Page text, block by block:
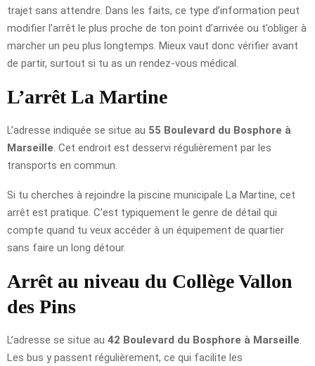
trajet sans attendre. Dans les faits, ce type d’information peut
modifier l’arrêt le plus proche de ton point d’arrivée ou t’obliger à
marcher un peu plus longtemps. Mieux vaut donc vérifier avant
de partir, surtout si tu as un rendez-vous médical.
L’arrêt La Martine
L’adresse indiquée se situe au 55 Boulevard du Bosphore à
Marseille . Cet endroit est desservi régulièrement par les
transports en commun.
Si tu cherches à rejoindre la piscine municipale La Martine, cet
arrêt est pratique. C’est typiquement le genre de détail qui
compte quand tu veux accéder à un équipement de quartier
sans faire un long détour.
Arrêt au niveau du Collège Vallon
des Pins
L’adresse se situe au 42 Boulevard du Bosphore à Marseille
Les bus y passent régulièrement, ce qui facilite les